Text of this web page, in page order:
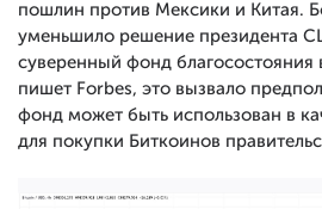
пошлин против Мексики и Китая.
уменьшило решение президента
суверенный фонд благосостояния
пишет Forbes, это вызвало
фонд может быть использован в
для покупки Биткоинов